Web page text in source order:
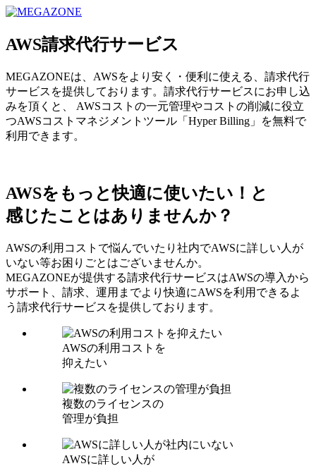
AWS請求代行サービス
MEGAZONEは、AWSをより安く・便利に使える、請求代行
サービスを提供しております。請求代行サービスにお申し込
みを頂くと、 AWSコストの一元管理やコストの削減に役立
つAWSコストマネジメントツール「Hyper Billing」を無料で
利用できます。
AWSをもっと快適に使いたい！と
感じたことはありませんか？
AWSの利用コストで悩んでいたり社内でAWSに詳しい人が
いない等お困りごとはございませんか。
MEGAZONEが提供する請求代行サービスはAWSの導入から
サポート、請求、運用までより快適にAWSを利用できるよ
う請求代行サービスを提供しております。
AWSの利用コストを
抑えたい
複数のライセンスの
管理が負担
AWSに詳しい人が